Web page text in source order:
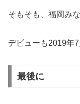
そもそも、福岡み
デビューも2019年
最後に